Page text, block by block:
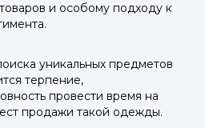
и особому подходу к
уникальных предметов
терпение,
провести время на
продажи такой одежды.